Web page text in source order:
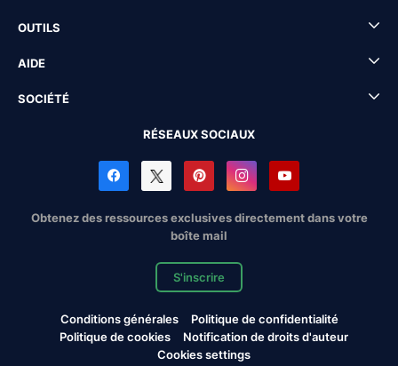
OUTILS
AIDE
SOCIÉTÉ
RÉSEAUX SOCIAUX
Obtenez des ressources exclusives directement dans votre
boîte mail
S'inscrire
Conditions générales
Politique de confidentialité
Politique de cookies
Notification de droits d'auteur
Cookies settings